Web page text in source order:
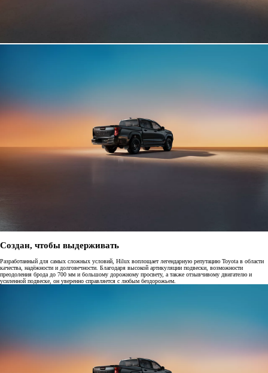
Создан, чтобы выдерживать
Разработанный для самых сложных условий, Hilux воплощает легендарную репутацию Toyota в области
качества, надёжности и долговечности. Благодаря высокой артикуляции подвески, возможности
преодоления брода до 700 мм и большому дорожному просвету, а также отзывчивому двигателю и
усиленной подвеске, он уверенно справляется с любым бездорожьем.